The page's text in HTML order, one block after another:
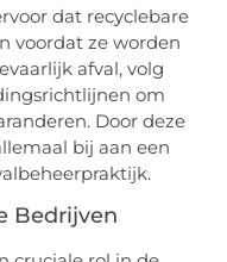
dat recyclebare
voordat ze worden
afval, volg
om
Door deze
bij aan een
Bedrijven